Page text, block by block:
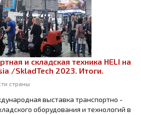
и складская техника HELI на
/SkladTech 2023. Итоги.
страны
выставка транспортно -
оборудования и технологий в